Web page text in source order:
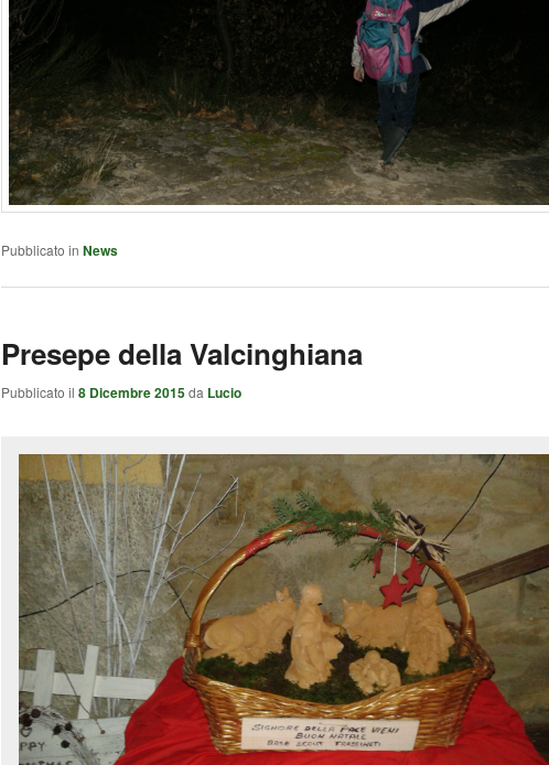
Pubblicato in News
Presepe della Valcinghiana
Pubblicato il 8 Dicembre 2015da Lucio